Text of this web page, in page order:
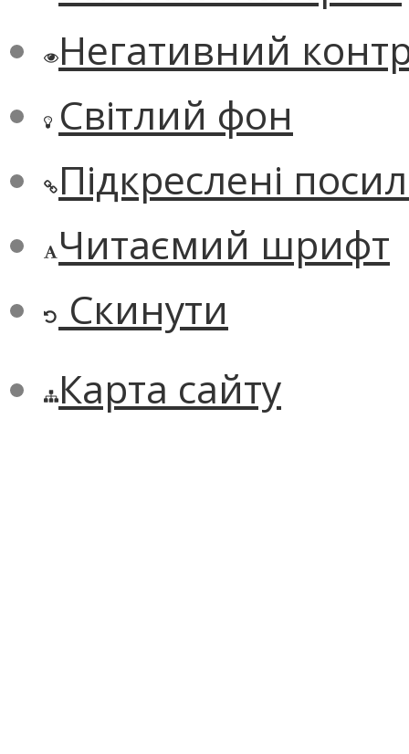
Негативний
Світлий фон
Підкреслені
Читаємий шрифт
Скинути
Карта сайту